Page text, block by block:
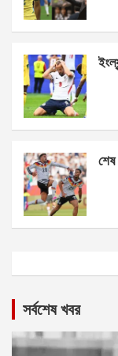
সর্বশেষ খবর